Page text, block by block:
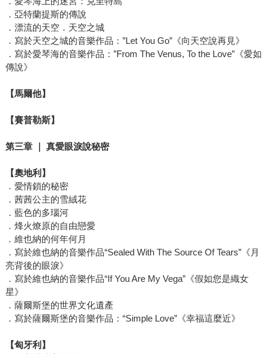
．亞特蘭提斯的傳說
．漂流的天空．天空之城
．寫於天空之城的音樂作品：”Let You Go”《向天空說再見》
．寫於愛琴海的音樂作品：”From The Venus, To the Love”《愛如
傳說》
【馬爾他】
【賽普勒斯】
第三章 ｜ 真愛眼淚說秘密
【奧地利】
．愛情鎖的秘密
．茜茜公主的雪絨花
．藍色的多瑙河
．烽火燎原的自由戀愛
．維也納的何年何月
．寫於維也納的音樂作品“Sealed With The Source Of Tears”《月
亮背後的眼淚》
．寫於維也納的音樂作品“If You Are My Vega”《假如您是織女
星》
．薩爾斯堡的世界文化遺產
．寫於薩爾斯堡的音樂作品：“Simple Love”《幸福這麼近》
【匈牙利】